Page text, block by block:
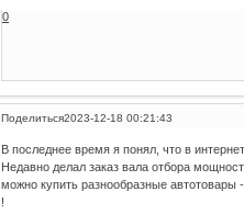
0
Поделиться2023-12-18 00:21:43
В последнее время я понял, что в
Недавно делал заказ вала отбора
можно купить разнообразные автотовары
!